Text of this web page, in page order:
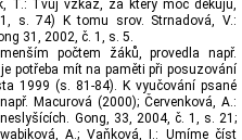
T.: Tvůj vzkaz, za který moc děkuju,
s. 74) K tomu srov. Strnadová, V.:
31, 2002, č. 1, s. 5.
počtem žáků, provedla např.
potřeba mít na paměti při posuzování
1999 (s. 81-84). K vyučování psané
Macurová (2000); Červenková, A.:
Gong, 33, 2004, č. 1, s. 21;
A.; Vaňková, I.: Umíme číst